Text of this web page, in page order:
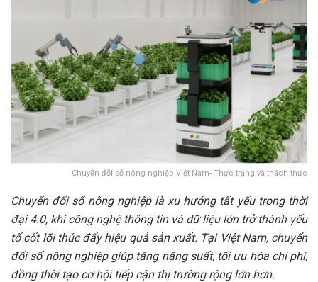
Chuyển đổi số nông nghiệp Việt Nam- Thực trạng và thách thức
Chuyển đổi số nông nghiệp là xu hướng tất yếu trong thời
đại 4.0, khi công nghệ thông tin và dữ liệu lớn trở thành yếu
tố cốt lõi thúc đẩy hiệu quả sản xuất. Tại Việt Nam, chuyển
đổi số nông nghiệp giúp tăng năng suất, tối ưu hóa chi phí,
đồng thời tạo cơ hội tiếp cận thị trường rộng lớn hơn.